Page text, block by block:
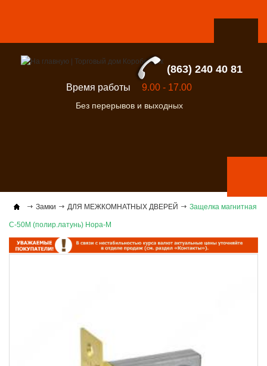
(863) 240 40 81
Время работы 9.00 - 17.00
Без перерывов и выходных
Замки ДЛЯ МЕЖКОМНАТНЫХ ДВЕРЕЙ Защелка магнитная
С-50М (полир.латунь) Нора-М